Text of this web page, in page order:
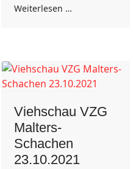
Weiterlesen …
Viehschau VZG
Malters-
Schachen
23.10.2021